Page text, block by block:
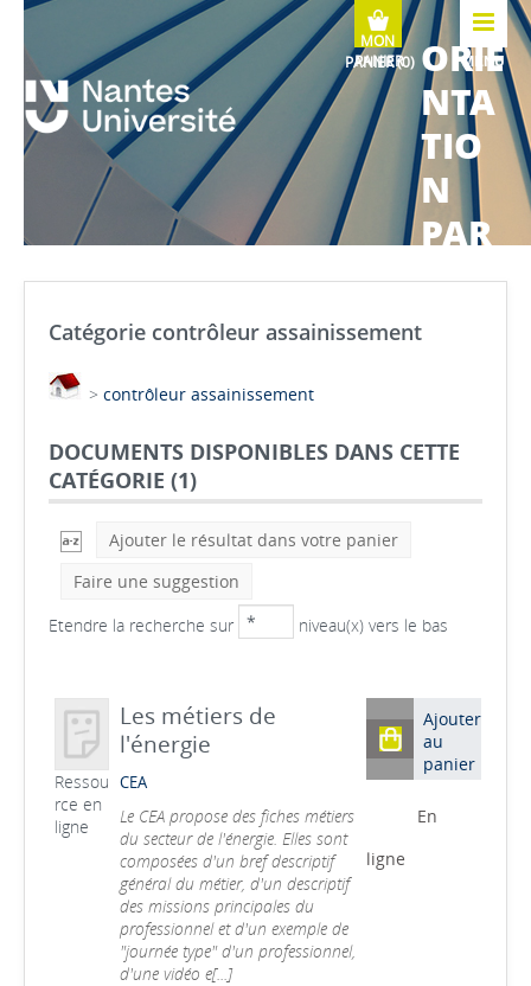
MENU
ORIE
NTA
TIO
N
PAR
COU
RS
Catégorie contrôleur assainissement
> contrôleur assainissement
DOCUMENTS DISPONIBLES DANS CETTE
CATÉGORIE (1)
Ajouter le résultat dans votre panier
Faire une suggestion
Etendre la recherche sur
niveau(x) vers le bas
Ressou
rce en
ligne
Les métiers de
l'énergie
CEA
Le CEA propose des fiches métiers
du secteur de l'énergie. Elles sont
composées d'un bref descriptif
général du métier, d'un descriptif
des missions principales du
professionnel et d'un exemple de
"journée type" d'un professionnel,
d'une vidéo e[...]
Ajouter
au
panier
En
ligne